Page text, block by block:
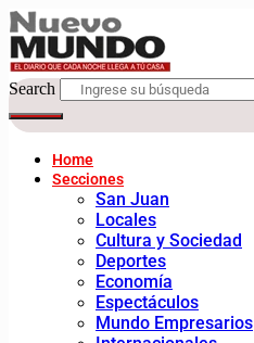
Search
Home
Secciones
San Juan
Locales
Cultura y Sociedad
Deportes
Economía
Espectáculos
Mundo Empresarios